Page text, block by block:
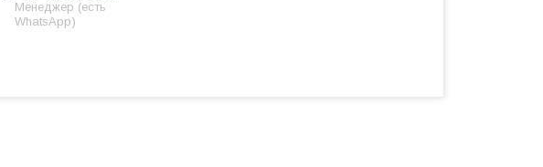
Менеджер (есть
WhatsApp)